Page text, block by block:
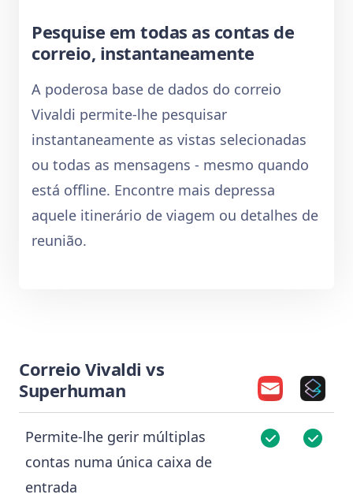
Pesquise em todas as contas de
correio, instantaneamente
A poderosa base de dados do correio
Vivaldi permite-lhe pesquisar
instantaneamente as vistas selecionadas
ou todas as mensagens - mesmo quando
está offline. Encontre mais depressa
aquele itinerário de viagem ou detalhes de
reunião.
Correio Vivaldi vs
Superhuman
Permite-lhe gerir múltiplas
contas numa única caixa de
entrada